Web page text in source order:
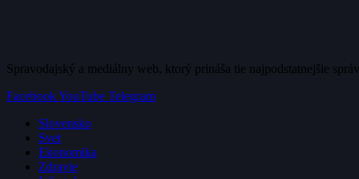
Spravodajský a mediálny web, ktorý prináša tie najpodstatnejšie
FacebookYouTube Telegram
Slovensko
Svet
Ekonomika
Zdravie